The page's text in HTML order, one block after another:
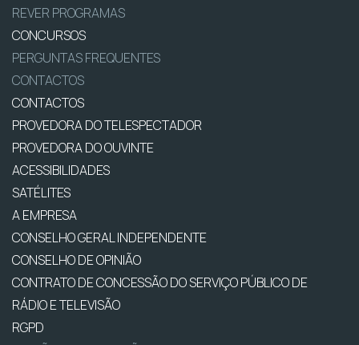
REVER PROGRAMAS
CONCURSOS
PERGUNTAS FREQUENTES
CONTACTOS
CONTACTOS
PROVEDORA DO TELESPECTADOR
PROVEDORA DO OUVINTE
ACESSIBILIDADES
SATÉLITES
A EMPRESA
CONSELHO GERAL INDEPENDENTE
CONSELHO DE OPINIÃO
CONTRATO DE CONCESSÃO DO SERVIÇO PÚBLICO DE
RÁDIO E TELEVISÃO
RGPD